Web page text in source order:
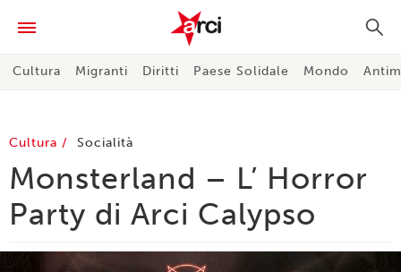
Cultura Migranti Diritti Paese Solidale Mondo
Cultura Socialità
Monsterland – L’ Horror
Party di Arci Calypso